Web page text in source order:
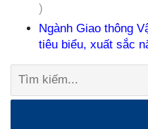
)
Ngành Giao thông
tiêu biểu, xuất sắc
Tìm